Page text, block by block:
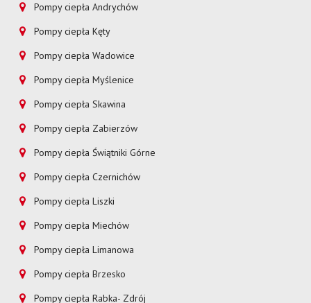
Pompy ciepła Andrychów
Pompy ciepła Kęty
Pompy ciepła Wadowice
Pompy ciepła Myślenice
Pompy ciepła Skawina
Pompy ciepła Zabierzów
Pompy ciepła Świątniki Górne
Pompy ciepła Czernichów
Pompy ciepła Liszki
Pompy ciepła Miechów
Pompy ciepła Limanowa
Pompy ciepła Brzesko
Pompy ciepła Rabka- Zdrój